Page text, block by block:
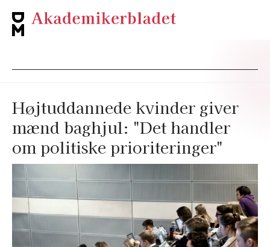
Højtuddannede kvinder giver
mænd baghjul: "Det handler
om politiske prioriteringer"